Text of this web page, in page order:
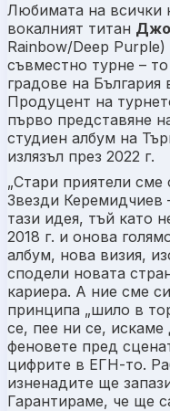
Любимата на всички
вокалният титан Джо
Rainbow/Deep
съвместно турне –
градове на България
Продуцент на
първо представяне
студиен албум на
излязъл през 2022 г.
„Стари приятели
Звезди Керемидчиев
тази идея, тъй като
2018 г. и онова
албум, нова визия,
сподели новата
кариера. А ние сме
принципа „шило в
се, пее ни се, искаме
феновете пред
цифрите в ЕГН-то.
изненадите ще
Гарантираме, че ще